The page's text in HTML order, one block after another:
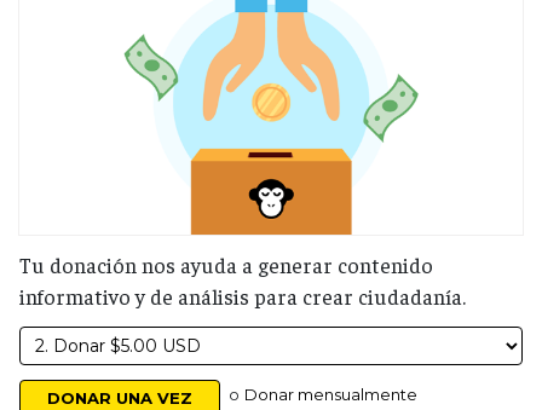
Tu donación nos ayuda a generar contenido
informativo y de análisis para crear ciudadanía.
o Donar mensualmente